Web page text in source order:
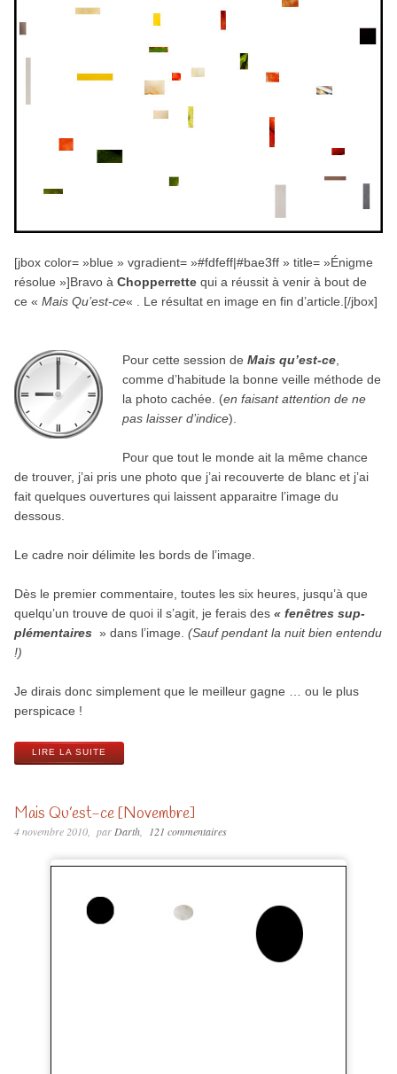
[jbox color= »blue » vgradient= »#fdfeff|#bae3ff » title= »Énigme
résolue »]Bravo à Chopperrettequi a réussit à venir à bout de
ce « Mais Qu’est-ce« . Le résultat en image en fin d’article.[/jbox]
Pour cette ses­sion de Mais qu’est-ce,
comme d’habitude la bonne veille méthode de
la photo cachée. (en fai­sant atten­tion de ne
pas lais­ser d’indice).
Pour que tout le monde ait la même chance
de trou­ver, j’ai pris une photo que j’ai recou­verte de blanc et j’ai
fait quelques ouver­tures qui laissent appa­raitre l’image du
dessous.
Le cadre noir déli­mite les bords de l’image.
Dès le pre­mier com­men­taire, toutes les six heures, jusqu’à que
quelqu’un trouve de quoi il s’agit, je ferais des « fenêtres sup­
plé­men­taires » dans l’image. (Sauf pen­dant la nuit bien entendu
!)
Je dirais donc sim­ple­ment que le meilleur gagne … ou le plus
perspicace !
LIRE LA SUITE
Mais Qu’est-ce [Novembre]
4 novembre 2010 par Darth 121 commentaires